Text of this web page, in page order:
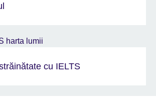
cu IELTS